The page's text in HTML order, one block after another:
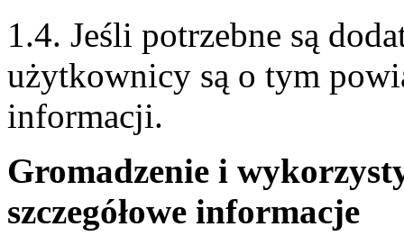
1.4. Jeśli potrzebne są
użytkownicy są o tym
informacji.
Gromadzenie i
szczegółowe informacje